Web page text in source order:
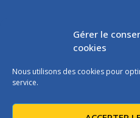
Gérer le
cookies
Nous utilisons des cookies pour
service.
Inscrivez vous à notre
mois de nos nouvelles,